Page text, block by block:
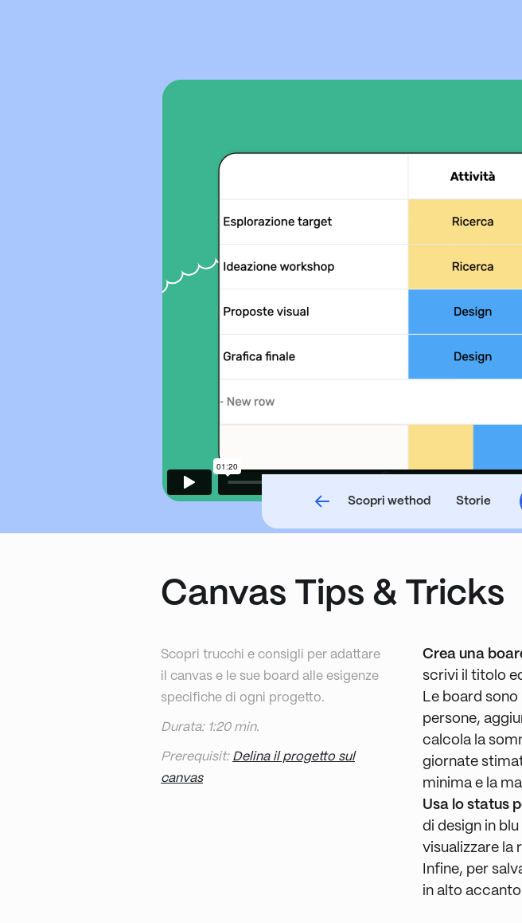
Scopri wethod Storie
Canvas Tips & Tricks
Scopri trucchi e consigli per adattare
il canvas e le sue board alle esigenze
specifiche di ogni progetto.
Durata: 1:20 min.
Prerequisit: Delina il progetto sul
canvas
Crea una
scrivi il titolo
Le board
persone,
calcola la
giornate
minima e la
Usa lo status
di design in
visualizzare la
Infine, per
in alto accanto